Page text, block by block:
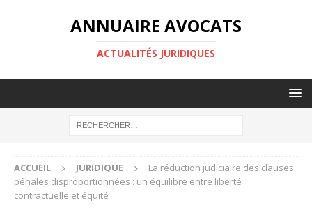
ANNUAIRE AVOCATS
ACTUALITÉS JURIDIQUES
ACCUEIL JURIDIQUE
La réduction judiciaire des clauses
pénales disproportionnées : un équilibre entre liberté
contractuelle et équité